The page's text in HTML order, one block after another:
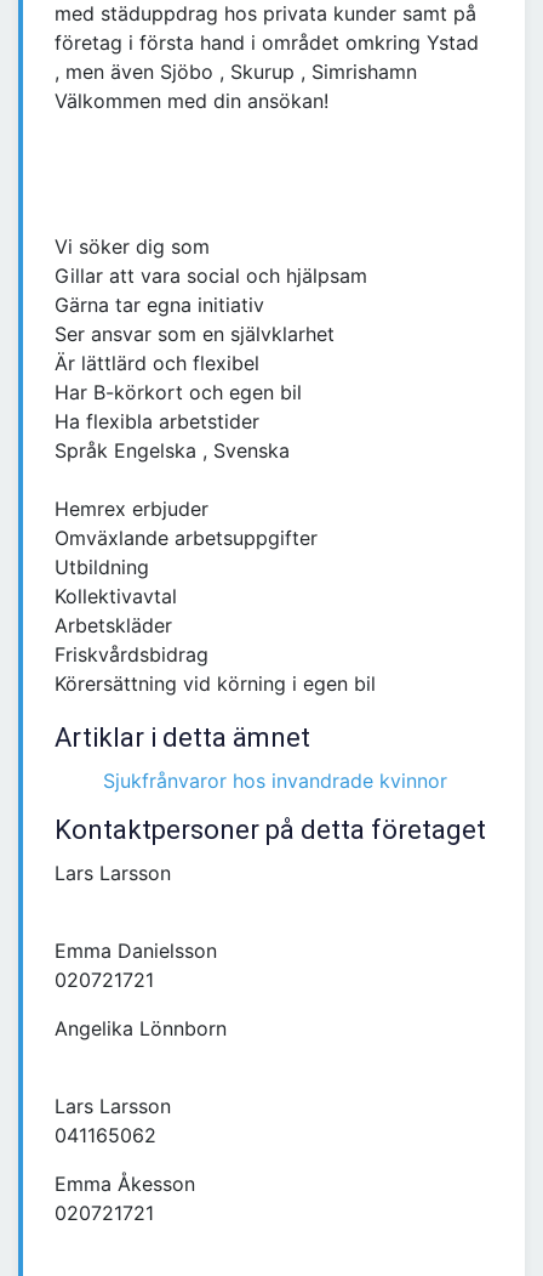
med städuppdrag hos privata kunder samt på
företag i första hand i området omkring Ystad
, men även Sjöbo , Skurup , Simrishamn
Välkommen med din ansökan!
Vi söker dig som
Gillar att vara social och hjälpsam
Gärna tar egna initiativ
Ser ansvar som en självklarhet
Är lättlärd och flexibel
Har B-körkort och egen bil
Ha flexibla arbetstider
Språk Engelska , Svenska
Hemrex erbjuder
Omväxlande arbetsuppgifter
Utbildning
Kollektivavtal
Arbetskläder
Friskvårdsbidrag
Körersättning vid körning i egen bil
Artiklar i detta ämnet
Sjukfrånvaror hos invandrade kvinnor
Kontaktpersoner på detta företaget
Lars Larsson
Emma Danielsson
020721721
Angelika Lönnborn
Lars Larsson
041165062
Emma Åkesson
020721721